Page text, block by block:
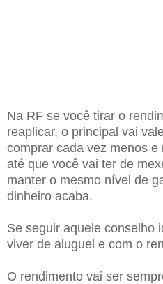
Na RF se você tirar o
reaplicar, o principal vai
comprar cada vez menos
até que você vai ter de
manter o mesmo nível de
dinheiro acaba.
Se seguir aquele conselho
viver de aluguel e com o
O rendimento vai ser